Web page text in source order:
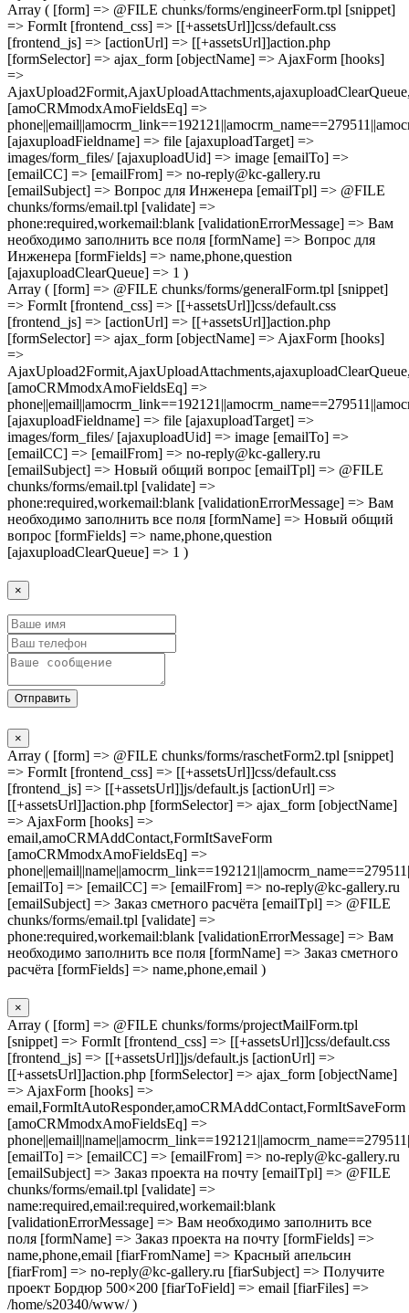
Array ( [form] => @FILE chunks/forms/engineerForm.tpl [snippet]
=> FormIt [frontend_css] => [[+assetsUrl]]css/default.css
[frontend_js] => [actionUrl] => [[+assetsUrl]]action.php
[formSelector] => ajax_form [objectName] => AjaxForm [hooks]
=>
[amoCRMmodxAmoFieldsEq] =>
[ajaxuploadFieldname] => file [ajaxuploadTarget] =>
images/form_files/ [ajaxuploadUid] => image [emailTo] =>
[emailCC] => [emailFrom] => no-reply@kc-gallery.ru
[emailSubject] => Вопрос для Инженера [emailTpl] => @FILE
chunks/forms/email.tpl [validate] =>
phone:required,workemail:blank [validationErrorMessage] => Вам
необходимо заполнить все поля [formName] => Вопрос для
Инженера [formFields] => name,phone,question
[ajaxuploadClearQueue] => 1 )
Array ( [form] => @FILE chunks/forms/generalForm.tpl [snippet]
=> FormIt [frontend_css] => [[+assetsUrl]]css/default.css
[frontend_js] => [actionUrl] => [[+assetsUrl]]action.php
[formSelector] => ajax_form [objectName] => AjaxForm [hooks]
=>
[amoCRMmodxAmoFieldsEq] =>
[ajaxuploadFieldname] => file [ajaxuploadTarget] =>
images/form_files/ [ajaxuploadUid] => image [emailTo] =>
[emailCC] => [emailFrom] => no-reply@kc-gallery.ru
[emailSubject] => Новый общий вопрос [emailTpl] => @FILE
chunks/forms/email.tpl [validate] =>
phone:required,workemail:blank [validationErrorMessage] => Вам
необходимо заполнить все поля [formName] => Новый общий
вопрос [formFields] => name,phone,question
[ajaxuploadClearQueue] => 1 )
×
Отправить
×
Array ( [form] => @FILE chunks/forms/raschetForm2.tpl [snippet]
=> FormIt [frontend_css] => [[+assetsUrl]]css/default.css
[frontend_js] => [[+assetsUrl]]js/default.js [actionUrl] =>
[[+assetsUrl]]action.php [formSelector] => ajax_form [objectName]
=> AjaxForm [hooks] =>
email,amoCRMAddContact,FormItSaveForm
[amoCRMmodxAmoFieldsEq] =>
[emailTo] => [emailCC] => [emailFrom] => no-reply@kc-gallery.ru
[emailSubject] => Заказ сметного расчёта [emailTpl] => @FILE
chunks/forms/email.tpl [validate] =>
phone:required,workemail:blank [validationErrorMessage] => Вам
необходимо заполнить все поля [formName] => Заказ сметного
расчёта [formFields] => name,phone,email )
×
Array ( [form] => @FILE chunks/forms/projectMailForm.tpl
[snippet] => FormIt [frontend_css] => [[+assetsUrl]]css/default.css
[frontend_js] => [[+assetsUrl]]js/default.js [actionUrl] =>
[[+assetsUrl]]action.php [formSelector] => ajax_form [objectName]
=> AjaxForm [hooks] =>
email,FormItAutoResponder,amoCRMAddContact,FormItSaveForm
[amoCRMmodxAmoFieldsEq] =>
[emailTo] => [emailCC] => [emailFrom] => no-reply@kc-gallery.ru
[emailSubject] => Заказ проекта на почту [emailTpl] => @FILE
chunks/forms/email.tpl [validate] =>
name:required,email:required,workemail:blank
[validationErrorMessage] => Вам необходимо заполнить все
поля [formName] => Заказ проекта на почту [formFields] =>
name,phone,email [fiarFromName] => Красный апельсин
[fiarFrom] => no-reply@kc-gallery.ru [fiarSubject] => Получите
проект Бордюр 500×200 [fiarToField] => email [fiarFiles] =>
/home/s20340/www/ )